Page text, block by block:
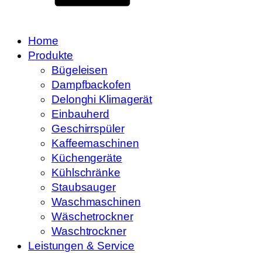
Home
Produkte
Bügeleisen
Dampfbackofen
Delonghi Klimagerät
Einbauherd
Geschirrspüler
Kaffeemaschinen
Küchengeräte
Kühlschränke
Staubsauger
Waschmaschinen
Wäschetrockner
Waschtrockner
Leistungen & Service